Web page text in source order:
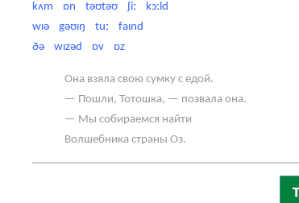
kʌm ɒn təʊtəʊ ʃiː kɔːld
wɪə gəʊɪŋ tuː faɪnd
ðə wɪzəd ɒv ɒz
Она взяла свою сумку с едой.
— Пошли, Тотошка, — позвала она.
— Мы собираемся найти
Волшебника страны Оз.